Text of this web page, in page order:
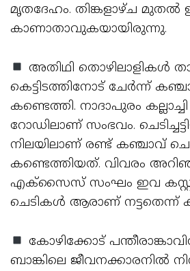
മൃതദേഹം. തിങ്കളാഴ്ച മുതല്‍
കാണാതാവുകയായിരുന്നു.
അതിഥി തൊഴിലാളികള്‍
കെട്ടിടത്തിനോട് ചേര്‍ന്ന്
കണ്ടെത്തി. നാദാപുരം
റോഡിലാണ് സംഭവം.
നിലയിലാണ് രണ്ട് കഞ്ചാവ്
കണ്ടെത്തിയത്. വിവരം
എക്‌സൈസ് സംഘം ഇവ
ചെടികള്‍ ആരാണ് നട്ടതെന്ന്
കോഴിക്കോട്
ബാങ്കിലെ ജീവനക്കാരനില്‍